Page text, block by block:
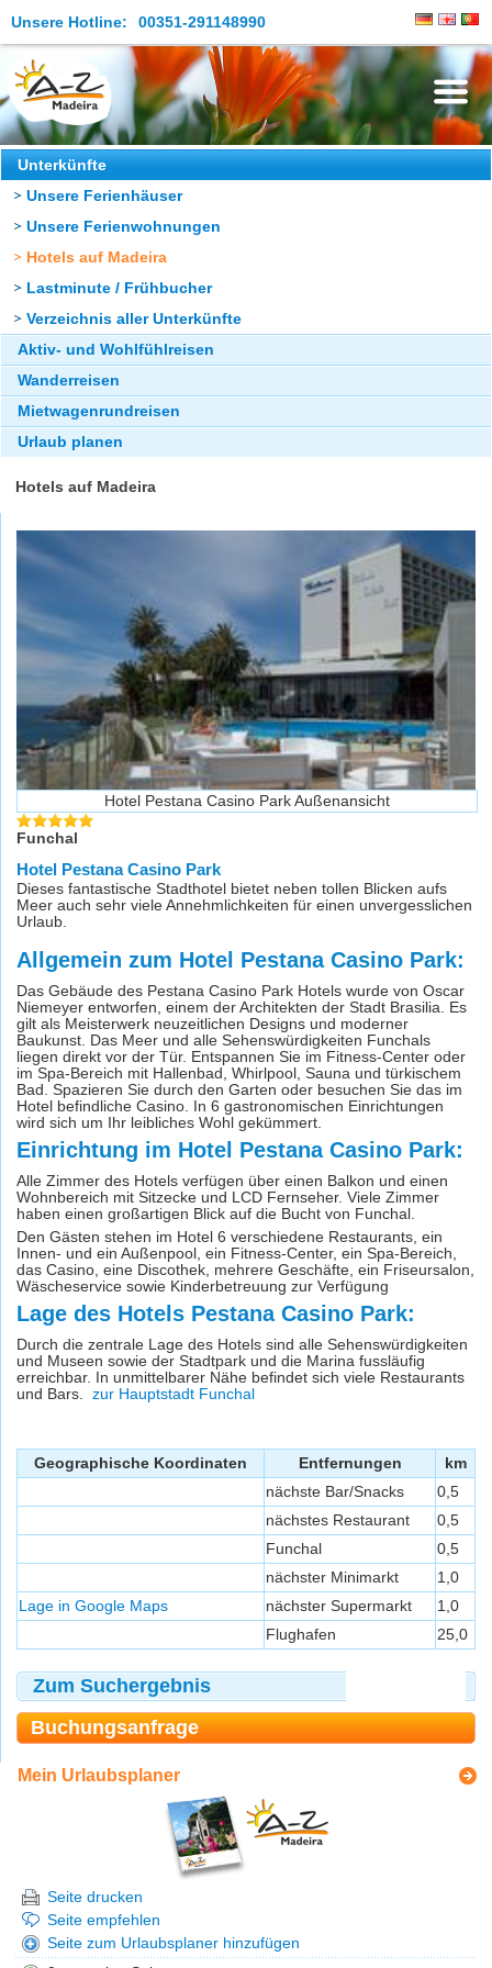
Unsere Hotline: 00351-291148990
Die Insel
Madeira Erleben
Aktuelles
Reiseangebote
Kontakt
Unterkünfte
Unsere Ferienhäuser
Unsere Ferienwohnungen
Hotels auf Madeira
Lastminute / Frühbucher
Verzeichnis aller Unterkünfte
Aktiv- und Wohlfühlreisen
Wanderreisen
Mietwagenrundreisen
Urlaub planen
Hotels auf Madeira
Hotel Pestana Casino Park Außenansicht
Funchal
Hotel Pestana Casino Park
Dieses fantastische Stadthotel bietet neben tollen Blicken aufs
Meer auch sehr viele Annehmlichkeiten für einen unvergesslichen
Urlaub.
Allgemein zum Hotel Pestana Casino Park:
Das Gebäude des Pestana Casino Park Hotels wurde von Oscar
Niemeyer entworfen, einem der Architekten der Stadt Brasilia. Es
gilt als Meisterwerk neuzeitlichen Designs und moderner
Baukunst. Das Meer und alle Sehenswürdigkeiten Funchals
liegen direkt vor der Tür. Entspannen Sie im Fitness-Center oder
im Spa-Bereich mit Hallenbad, Whirlpool, Sauna und türkischem
Bad. Spazieren Sie durch den Garten oder besuchen Sie das im
Hotel befindliche Casino. In 6 gastronomischen Einrichtungen
wird sich um Ihr leibliches Wohl gekümmert.
Einrichtung im Hotel Pestana Casino Park:
Alle Zimmer des Hotels verfügen über einen Balkon und einen
Wohnbereich mit Sitzecke und LCD Fernseher. Viele Zimmer
haben einen großartigen Blick auf die Bucht von Funchal.
Den Gästen stehen im Hotel 6 verschiedene Restaurants, ein
Innen- und ein Außenpool, ein Fitness-Center, ein Spa-Bereich,
das Casino, eine Discothek, mehrere Geschäfte, ein Friseursalon,
Wäscheservice sowie Kinderbetreuung zur Verfügung
Lage des Hotels Pestana Casino Park:
Durch die zentrale Lage des Hotels sind alle Sehenswürdigkeiten
und Museen sowie der Stadtpark und die Marina fussläufig
erreichbar. In unmittelbarer Nähe befindet sich viele Restaurants
und Bars. zur Hauptstadt Funchal
Geographische Koordinaten Entfernungen
km
nächste Bar/Snacks
0,5
nächstes Restaurant
0,5
Funchal
0,5
nächster Minimarkt
1,0
Lage in Google Maps
nächster Supermarkt
1,0
Flughafen
25,0
Zum Suchergebnis
Buchungsanfrage
Mein Urlaubsplaner
Seite drucken
Seite empfehlen
Seite zum Urlaubsplaner hinzufügen